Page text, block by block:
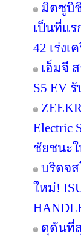
มิตซูบิ
เป็นที่แ
42 เร่ง
เอ็มจี
S5 EV
Electric
ชัยชนะ
บริดจ
ใหม่!
ดุดันที่สุ